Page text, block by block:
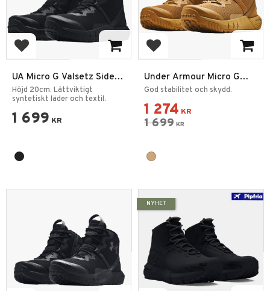
Lägg till i favoriter
UA Micro G Valsetz Side-
Zip Taktiska Kängor
Höjd 20cm. Lättviktigt
syntetiskt läder och textil.
1 699 KR
Lägg till i favoriter
Under Armour Micro G
Valsetz Mid Coyote
God stabilitet och skydd.
1 274 KR
1 699 KR
NYHET